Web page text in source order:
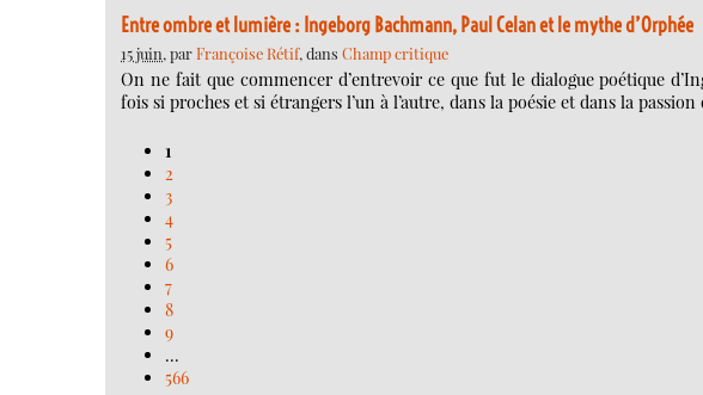
Entre ombre et lumière : Ingeborg Bachmann, Paul Celan et le mythe d’Orphée
15 juin, parFrançoise Rétif, dans Champ critique
On ne fait que commencer d’entrevoir ce que fut le dialogue poétique
fois si proches et si étrangers l’un à l’autre, dans la poésie et dans la
1
2
3
4
5
6
7
8
9
…
566